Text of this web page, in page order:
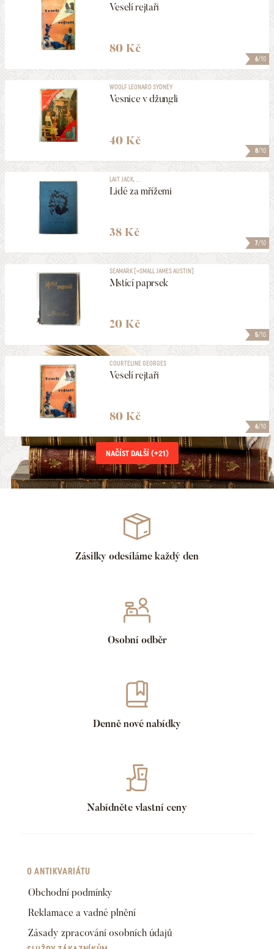
6/10
Veselí rejtaři
80 Kč
8/10
WOOLF LEONARD SYDNEY
Vesnice v džungli
40 Kč
7/10
LAIT JACK, ...
Lidé za mřížemi
38 Kč
5/10
SEAMARK [=SMALL JAMES AUSTIN]
Mstící paprsek
20 Kč
6/10
COURTELINE GEORGES
Veselí rejtaři
80 Kč
NAČÍST DALŠÍ (+21)
Zásilky odesíláme každý den
Osobní odběr
Denně nové nabídky
Nabídněte vlastní ceny
O ANTIKVARIÁTU
Obchodní podmínky
Reklamace a vadné plnění
Zásady zpracování osobních údajů